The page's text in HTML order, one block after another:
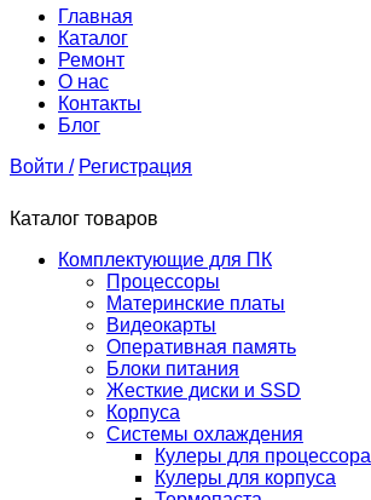
Главная
Каталог
Ремонт
О нас
Контакты
Блог
Войти / Регистрация
Каталог товаров
Комплектующие для ПК
Процессоры
Материнские платы
Видеокарты
Оперативная память
Блоки питания
Жесткие диски и SSD
Корпуса
Системы охлаждения
Кулеры для процессора
Кулеры для корпуса